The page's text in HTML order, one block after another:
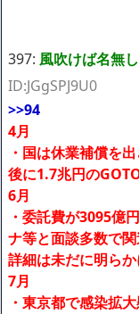
397: 風吹けば名無し
ID:JGgSPJ9U0
>>94
4月
・国は休業補償を
後に1.7兆円の
6月
・委託費が3095億
ナ等と面談多数で
詳細は未だに明らか
7月
・東京都で感染拡